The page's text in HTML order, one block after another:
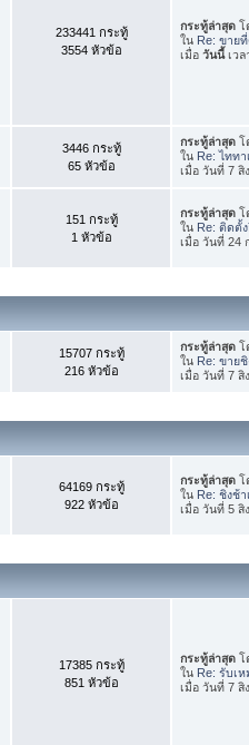
233441 กระทู้
3554 หัวข้อ
กระทู้ล่าสุด
ใน Re: ขาย
เมื่อวันนี้เวล
3446 กระทู้
65 หัวข้อ
กระทู้ล่าสุด
ใน Re: ไททา
เมื่อ วันที่ 7 สิ
151 กระทู้
1 หัวข้อ
กระทู้ล่าสุด
ใน Re: ติดตั้ง
เมื่อ วันที่ 24
15707 กระทู้
216 หัวข้อ
กระทู้ล่าสุด
ใน Re: ขายชิ
เมื่อ วันที่ 7 สิ
64169 กระทู้
922 หัวข้อ
กระทู้ล่าสุด
ใน Re: ชิงช้า
เมื่อ วันที่ 5 สิ
17385 กระทู้
851 หัวข้อ
กระทู้ล่าสุด
ใน Re: รับเห
เมื่อ วันที่ 7 สิ